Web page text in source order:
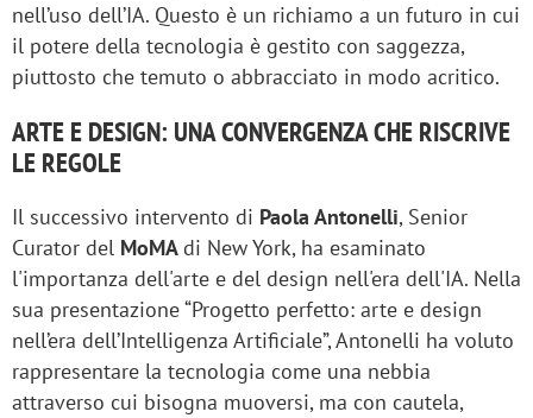
nell’uso dell’IA. Questo è un richiamo a un futuro in cui
il potere della tecnologia è gestito con saggezza,
piuttosto che temuto o abbracciato in modo acritico.
ARTE E DESIGN: UNA CONVERGENZA CHE RISCRIVE
LE REGOLE
Il successivo intervento di Paola Antonelli, Senior
Curator del MoMA di New York, ha esaminato
l'importanza dell'arte e del design nell'era dell'IA. Nella
sua presentazione “Progetto perfetto: arte e design
nell’era dell’Intelligenza Artificiale”, Antonelli ha voluto
rappresentare la tecnologia come una nebbia
attraverso cui bisogna muoversi, ma con cautela,